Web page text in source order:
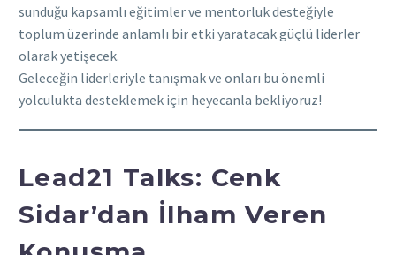
sunduğu kapsamlı eğitimler ve mentorluk desteğiyle
toplum üzerinde anlamlı bir etki yaratacak güçlü liderler
olarak yetişecek.
Geleceğin liderleriyle tanışmak ve onları bu önemli
yolculukta desteklemek için heyecanla bekliyoruz!
Lead21 Talks: Cenk
Sidar’dan İlham Veren